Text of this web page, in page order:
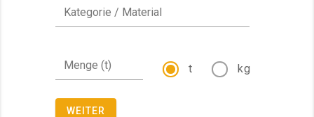
t kg
WEITER